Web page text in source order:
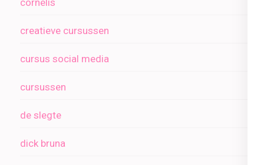
cornelis
creatieve cursussen
cursus social media
cursussen
de slegte
dick bruna